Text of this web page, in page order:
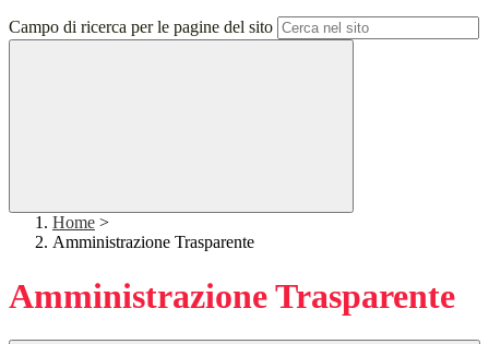
Campo di ricerca per le pagine del sito
Home >
Amministrazione Trasparente
Amministrazione Trasparente